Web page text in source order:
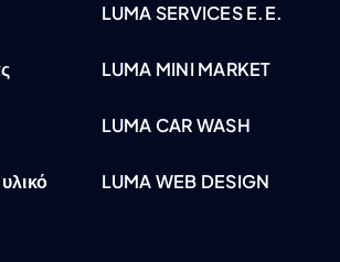
LUMA SERVICES E.E.
LUMA MINI MARKET
LUMA CAR WASH
LUMA WEB DESIGN